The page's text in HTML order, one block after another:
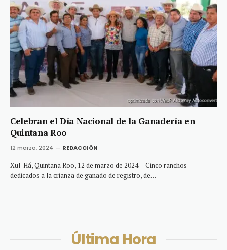
Celebran el Día Nacional de la Ganadería en
Quintana Roo
12 marzo, 2024 REDACCIÓN
Xul-Há, Quintana Roo, 12 de marzo de 2024. – Cinco ranchos
dedicados a la crianza de ganado de registro, de…
Última Hora